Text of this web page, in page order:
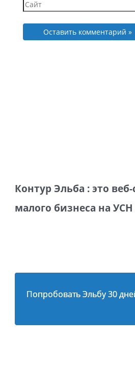
Контур Эльба : это
малого бизнеса на
Попробовать Эльбу 30